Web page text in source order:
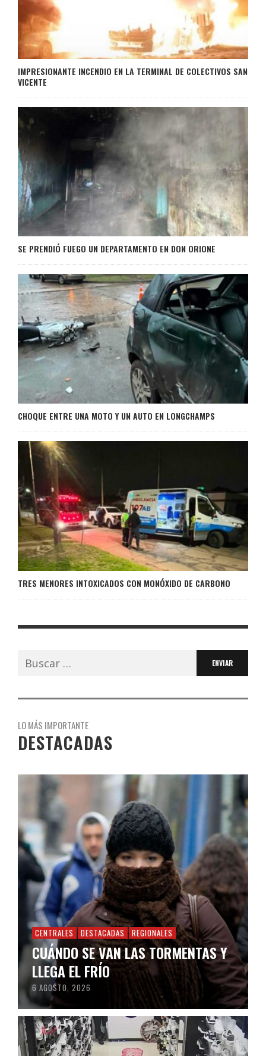
IMPRESIONANTE INCENDIO EN LA TERMINAL DE COLECTIVOS SAN
VICENTE
SE PRENDIÓ FUEGO UN DEPARTAMENTO EN DON ORIONE
CHOQUE ENTRE UNA MOTO Y UN AUTO EN LONGCHAMPS
TRES MENORES INTOXICADOS CON MONÓXIDO DE CARBONO
Buscar:
LO MÁS IMPORTANTE
DESTACADAS
CENTRALES DESTACADAS REGIONALES
CUÁNDO SE VAN LAS TORMENTAS Y
LLEGA EL FRÍO
6 AGOSTO, 2026